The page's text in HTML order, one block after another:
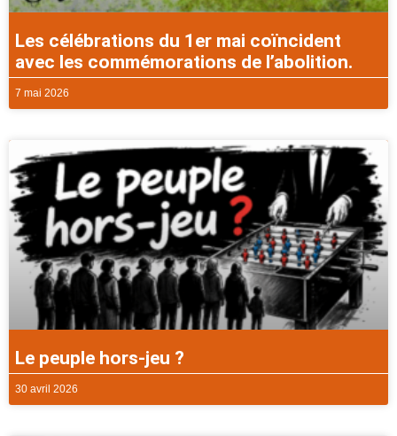
Les célébrations du 1er mai coïncident
avec les commémorations de l’abolition.
7 mai 2026
Le peuple hors-jeu ?
30 avril 2026